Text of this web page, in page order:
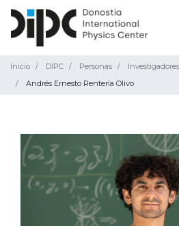
Inicio DIPC Personas
Andrés Ernesto Rentería Olivo